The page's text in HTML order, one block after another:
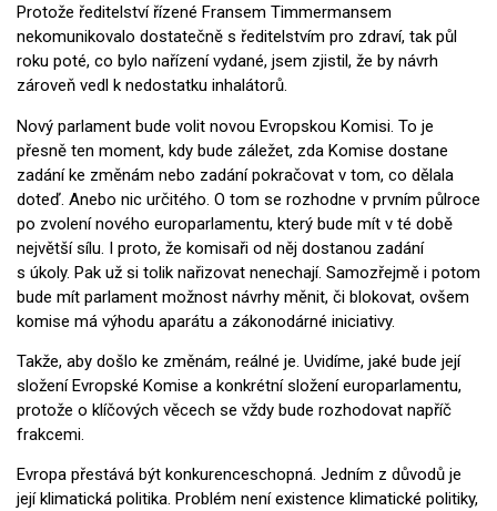
Protože ředitelství řízené Fransem Timmermansem
nekomunikovalo dostatečně s ředitelstvím pro zdraví, tak půl
roku poté, co bylo nařízení vydané, jsem zjistil, že by návrh
zároveň vedl k nedostatku inhalátorů.
Nový parlament bude volit novou Evropskou Komisi. To je
přesně ten moment, kdy bude záležet, zda Komise dostane
zadání ke změnám nebo zadání pokračovat v tom, co dělala
doteď. Anebo nic určitého. O tom se rozhodne v prvním půlroce
po zvolení nového europarlamentu, který bude mít v té době
největší sílu. I proto, že komisaři od něj dostanou zadání
s úkoly. Pak už si tolik nařizovat nenechají. Samozřejmě i potom
bude mít parlament možnost návrhy měnit, či blokovat, ovšem
komise má výhodu aparátu a zákonodárné iniciativy.
Takže, aby došlo ke změnám, reálné je. Uvidíme, jaké bude její
složení Evropské Komise a konkrétní složení europarlamentu,
protože o klíčových věcech se vždy bude rozhodovat napříč
frakcemi.
Evropa přestává být konkurenceschopná. Jedním z důvodů je
její klimatická politika. Problém není existence klimatické politiky,